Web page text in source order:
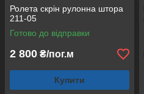
Ролета скрін рулонна штора
211-05
Готово до відправки
2 800 ₴/пог.м
Купити